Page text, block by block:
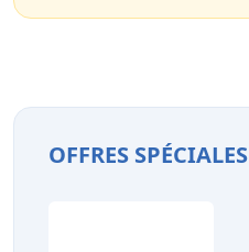
OFFRES SPÉCIALES